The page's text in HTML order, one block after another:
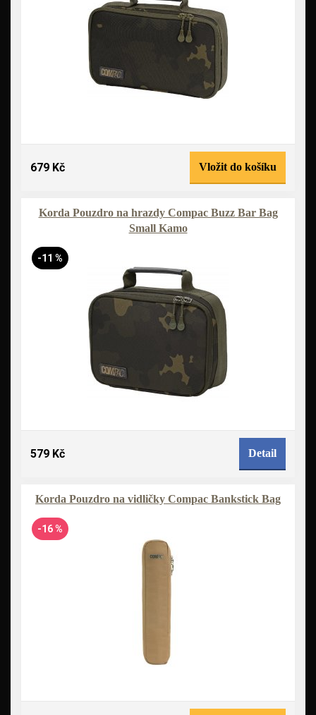
679 Kč Vložit do košíku
Korda Pouzdro na hrazdy Compac Buzz Bar Bag
Small Kamo
-11 %
579 Kč Detail
Korda Pouzdro na vidličky Compac Bankstick Bag
-16 %